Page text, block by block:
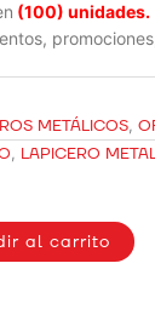
(100) unidades.
METÁLICOS,
, LAPICERO
al carrito